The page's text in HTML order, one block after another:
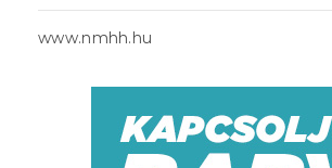
www.nmhh.hu